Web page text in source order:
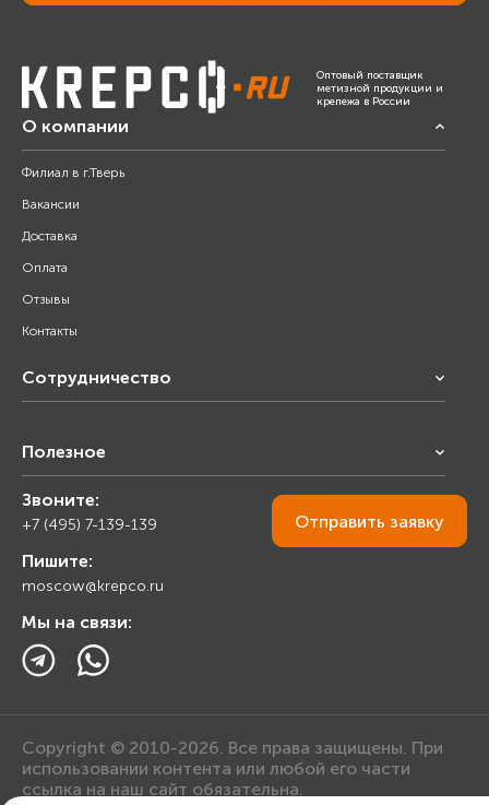
Оптовый поставщик
метизной продукции и
крепежа в России
О компании
Филиал в г.Тверь
Вакансии
Доставка
Оплата
Отзывы
Контакты
Сотрудничество
Снабжение строительства
Торговым организациям
Полезное
Калькулятор
Прайс лист
Ответы на вопросы
Блог
Звоните:
+7 (495) 7-139-139
Пишите:
moscow@krepco.ru
Мы на связи:
Отправить заявку
Copyright © 2010-2026. Все права защищены. При
использовании контента или любой его части
ссылка на наш сайт обязательна.